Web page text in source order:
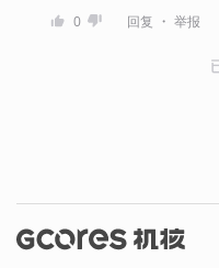
0 回复 ・ 举报